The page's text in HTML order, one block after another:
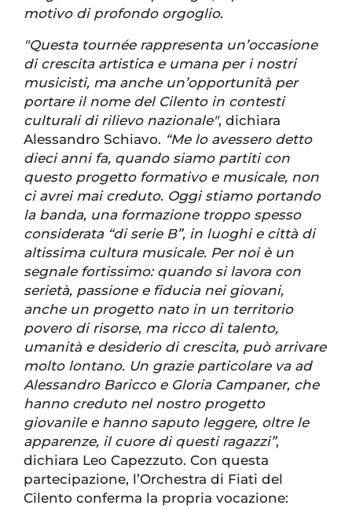
motivo di profondo orgoglio.
"Questa tournée rappresenta un’occasione
di crescita artistica e umana per i nostri
musicisti, ma anche un’opportunità per
portare il nome del Cilento in contesti
culturali di rilievo nazionale", dichiara
Alessandro Schiavo. “Me lo avessero detto
dieci anni fa, quando siamo partiti con
questo progetto formativo e musicale, non
ci avrei mai creduto. Oggi stiamo portando
la banda, una formazione troppo spesso
considerata “di serie B”, in luoghi e città di
altissima cultura musicale. Per noi è un
segnale fortissimo: quando si lavora con
serietà, passione e fiducia nei giovani,
anche un progetto nato in un territorio
povero di risorse, ma ricco di talento,
umanità e desiderio di crescita, può arrivare
molto lontano. Un grazie particolare va ad
Alessandro Baricco e Gloria Campaner, che
hanno creduto nel nostro progetto
giovanile e hanno saputo leggere, oltre le
apparenze, il cuore di questi ragazzi”,
dichiara Leo Capezzuto. Con questa
partecipazione, l’Orchestra di Fiati del
Cilento conferma la propria vocazione: